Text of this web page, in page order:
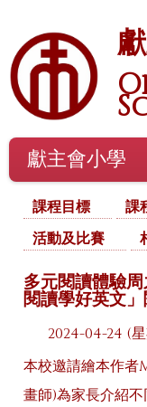
獻主會小學
課程目標 課
活動及比賽
多元閱讀體驗
閱讀學好英文
2024-04-24 (
本校邀請繪本作者
畫師)為家長介紹